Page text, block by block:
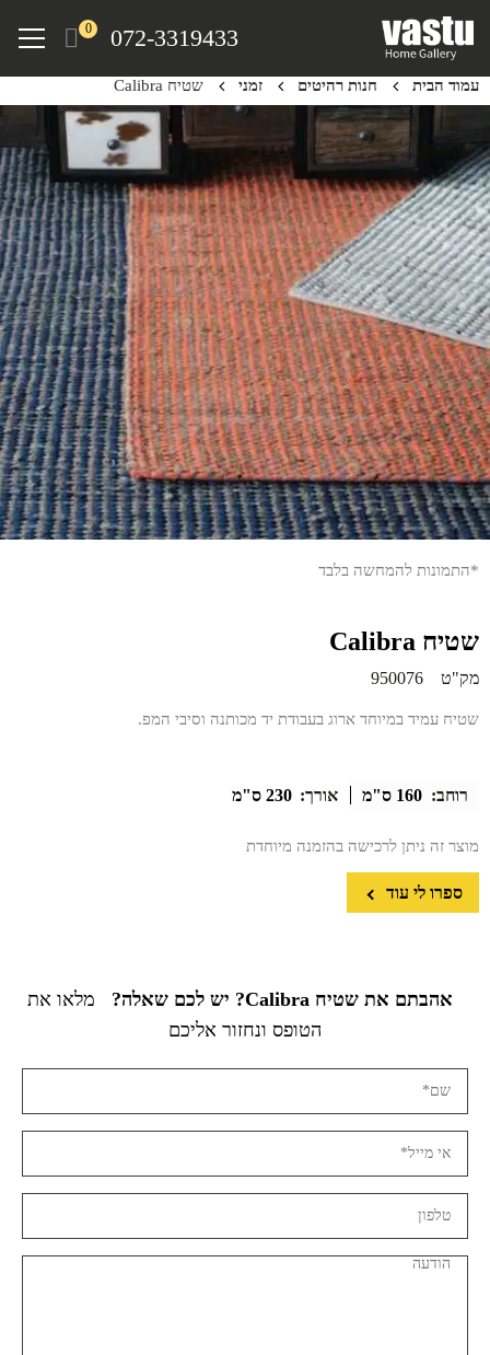
content
072-3319433
0
Menu
עמוד הבית חנות רהיטים זמני שטיח Calibra
*התמונות להמחשה בלבד
שטיח Calibra
מק"ט 950076
שטיח עמיד במיוחד ארוג בעבודת יד מכותנה וסיבי המפ.
רוחב: 160 ס"מ אורך: 230 ס"מ
מוצר זה ניתן לרכישה בהזמנה מיוחדת
ספרו לי עוד
אהבתם את שטיח Calibra? יש לכם שאלה?
מלאו את
הטופס ונחזור אליכם